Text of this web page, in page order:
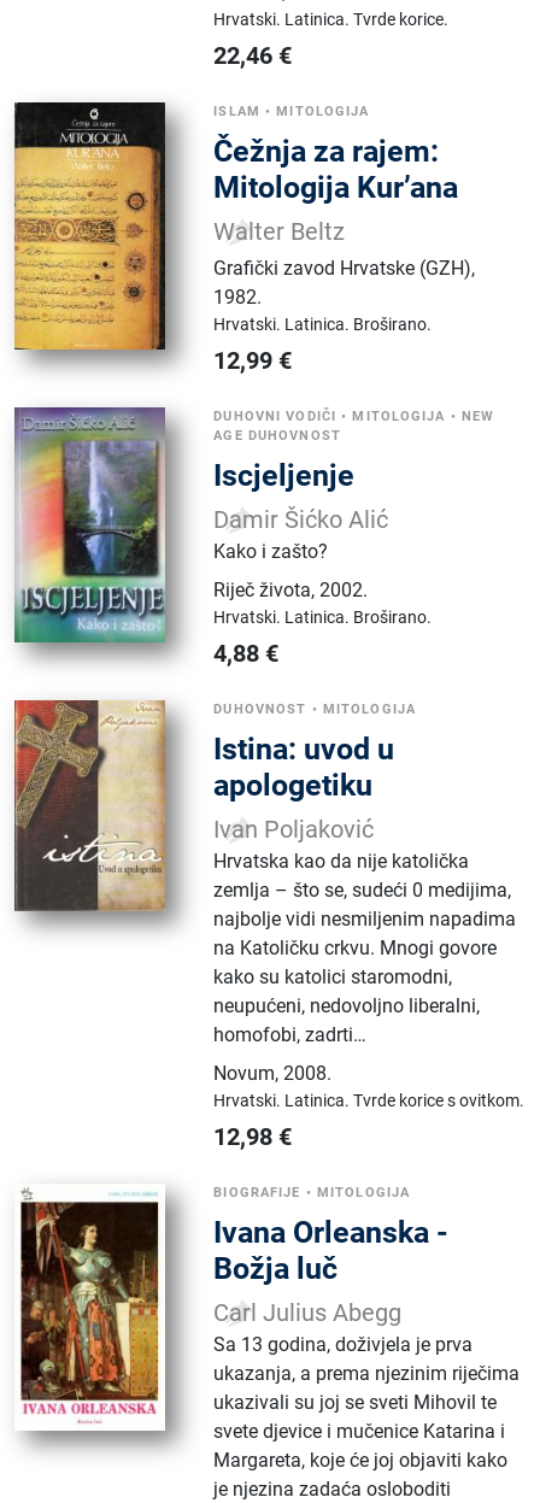
Hrvatski. Latinica.Tvrde korice.
22,46 €
ISLAM • MITOLOGIJA
Čežnja za rajem:
Mitologija Kur’ana
Walter Beltz
Grafički zavod Hrvatske (GZH),
1982.
Hrvatski. Latinica. Broširano.
12,99 €
DUHOVNI VODIČI • MITOLOGIJA • NEW
AGE DUHOVNOST
Iscjeljenje
Damir Šićko Alić
Kako i zašto?
Riječ života,2002.
Hrvatski. Latinica. Broširano.
4,88 €
DUHOVNOST • MITOLOGIJA
Istina: uvod u
apologetiku
Ivan Poljaković
Hrvatska kao da nije katolička
zemlja – što se, sudeći 0 medijima,
najbolje vidi nesmiljenim napadima
na Katoličku crkvu. Mnogi govore
kako su katolici staromodni,
neupućeni, nedovoljno liberalni,
homofobi, zadrti…
Novum,2008.
Hrvatski. Latinica.Tvrde korice s ovitkom.
12,98 €
BIOGRAFIJE • MITOLOGIJA
Ivana Orleanska -
Božja luč
Carl Julius Abegg
Sa 13 godina, doživjela je prva
ukazanja, a prema njezinim riječima
ukazivali su joj se sveti Mihovil te
svete djevice i mučenice Katarina i
Margareta, koje će joj objaviti kako
je njezina zadaća osloboditi